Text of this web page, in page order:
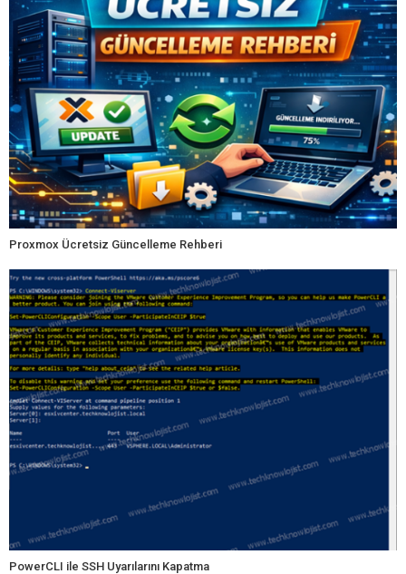
Proxmox Ücretsiz Güncelleme Rehberi
PowerCLI ile SSH Uyarılarını Kapatma